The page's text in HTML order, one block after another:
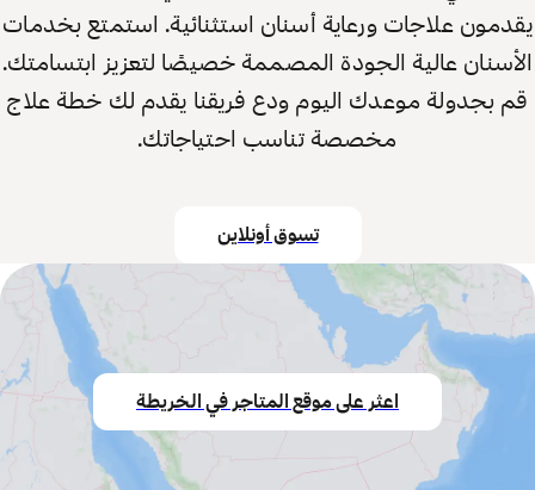
يقدمون علاجات ورعاية أسنان استثنائية. استمتع بخدمات
الأسنان عالية الجودة المصممة خصيصًا لتعزيز ابتسامتك.
قم بجدولة موعدك اليوم ودع فريقنا يقدم لك خطة علاج
مخصصة تناسب احتياجاتك.
تسوق أونلاين
اعثر على موقع المتاجر في الخريطة